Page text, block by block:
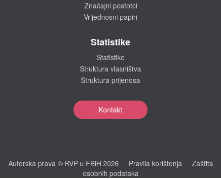
Značajni postotci
Vrijednosni papiri
Statistike
Statistike
Struktura vlasništva
Struktura prijenosa
Kontakt
Autorska prava © RVP u FBiH 2026 Pravila korištenja
Zaštita
osobnih podataka